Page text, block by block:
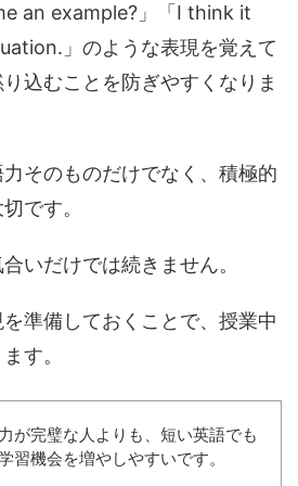
an example?」「I think it
」のような表現を覚えて
込むことを防ぎやすくなりま
そのものだけでなく、積極的
です。
いだけでは続きません。
準備しておくことで、授業中
す。
が完璧な人よりも、短い英語でも
習機会を増やしやすいです。